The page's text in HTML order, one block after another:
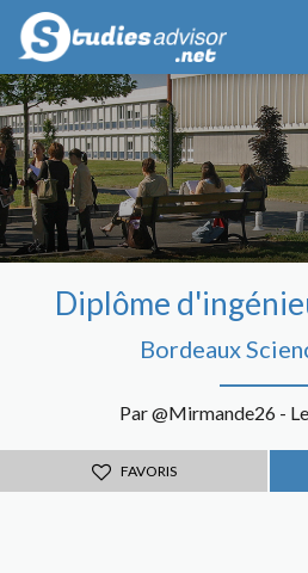
Diplôme
Bordeaux
Par @Mirmande26 -
FAVORIS